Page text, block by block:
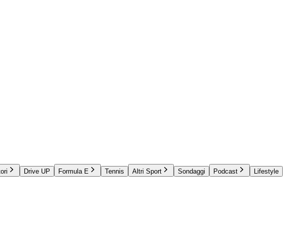
Drive UP Formula E Tennis Altri Sport Sondaggi Podcast
Lifestyle